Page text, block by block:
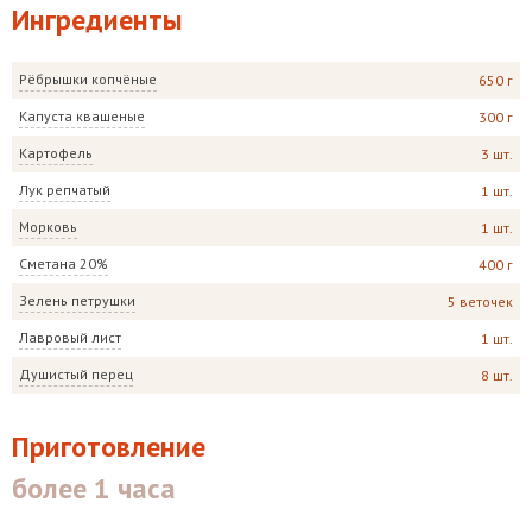
Ингредиенты
Рёбрышки копчёные 650 г
Капуста квашеные 300 г
Картофель 3 шт.
Лук репчатый 1 шт.
Морковь 1 шт.
Сметана 20% 400 г
Зелень петрушки 5 веточек
Лавровый лист 1 шт.
Душистый перец 8 шт.
Приготовление
более 1 часа